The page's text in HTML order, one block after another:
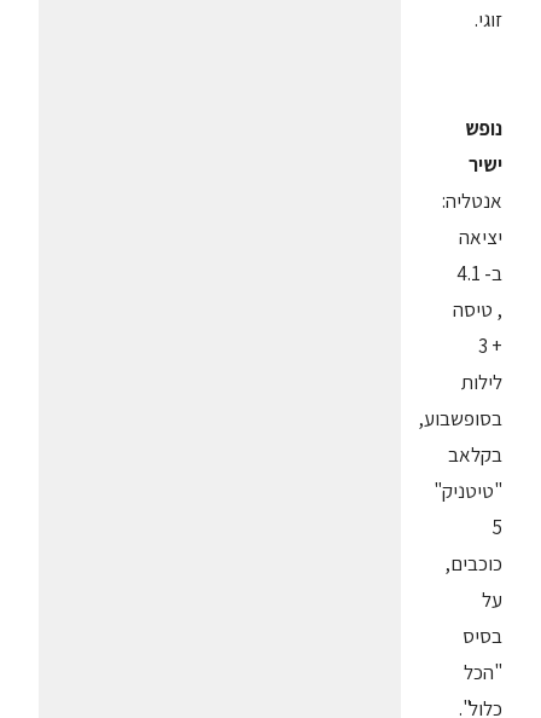
זוגי.
נופש
ישיר
אנטליה:
יציאה
ב- 4.1
, טיסה
+ 3
לילות
בסופשבוע,
בקלאב
"טיטניק"
5
כוכבים,
על
בסיס
"הכל
כלול".